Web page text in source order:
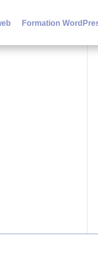
Formation